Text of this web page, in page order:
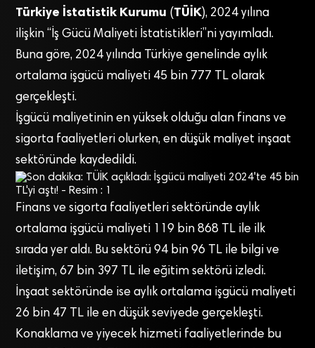
Türkiye İstatistik Kurumu (TÜİK), 2024 yılına
ilişkin “İş Gücü Maliyeti İstatistikleri”ni yayımladı.
Buna göre, 2024 yılında Türkiye genelinde aylık
ortalama işgücü maliyeti 45 bin 777 TL olarak
gerçekleşti.
İşgücü maliyetinin en yüksek olduğu alan finans ve
sigorta faaliyetleri olurken, en düşük maliyet inşaat
sektöründe kaydedildi.
Finans ve sigorta faaliyetleri sektöründe aylık
ortalama işgücü maliyeti 119 bin 868 TL ile ilk
sırada yer aldı. Bu sektörü 94 bin 96 TL ile bilgi ve
iletişim, 67 bin 397 TL ile eğitim sektörü izledi.
İnşaat sektöründe ise aylık ortalama işgücü maliyeti
26 bin 47 TL ile en düşük seviyede gerçekleşti.
Konaklama ve yiyecek hizmeti faaliyetlerinde bu